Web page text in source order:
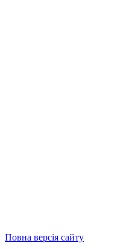
Повна версія сайту